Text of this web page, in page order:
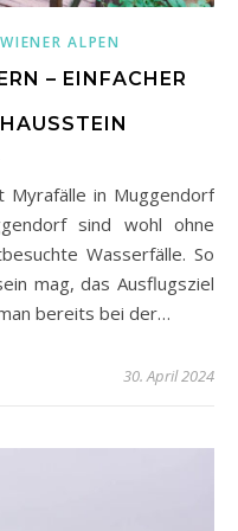
WIENER ALPEN
– EINFACHER
sind wohl ohne
Wasserfälle. So
mag, das Ausflugsziel
bereits bei der…
30. April 2024